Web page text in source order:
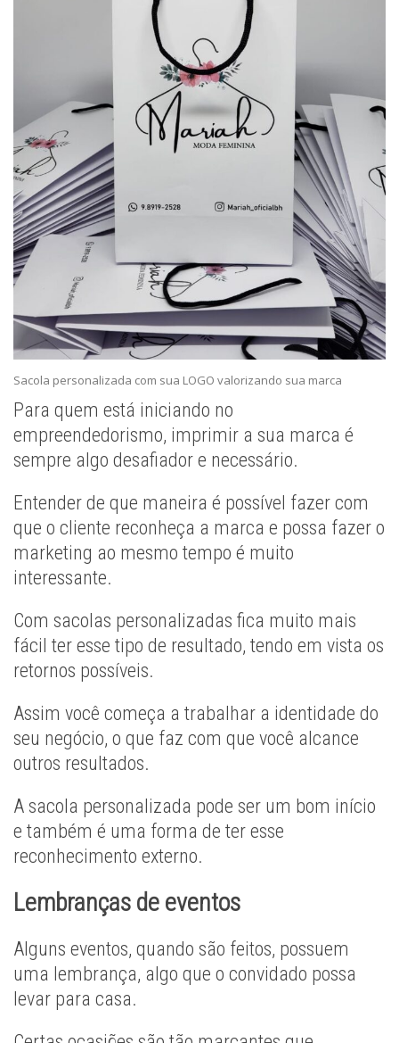
Sacola personalizada com sua LOGO valorizando sua marca
Para quem está iniciando no
empreendedorismo, imprimir a sua marca é
sempre algo desafiador e necessário.
Entender de que maneira é possível fazer com
que o cliente reconheça a marca e possa fazer o
marketing ao mesmo tempo é muito
interessante.
Com sacolas personalizadas fica muito mais
fácil ter esse tipo de resultado, tendo em vista os
retornos possíveis.
Assim você começa a trabalhar a identidade do
seu negócio, o que faz com que você alcance
outros resultados.
A sacola personalizada pode ser um bom início
e também é uma forma de ter esse
reconhecimento externo.
Lembranças de eventos
Alguns eventos, quando são feitos, possuem
uma lembrança, algo que o convidado possa
levar para casa.